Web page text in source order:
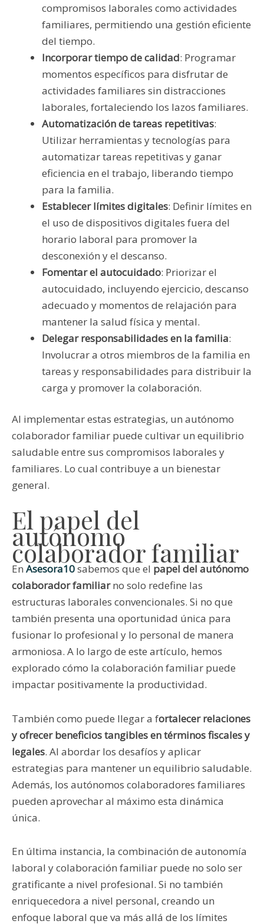
compromisos laborales como actividades
familiares, permitiendo una gestión eficiente
del tiempo.
Incorporar tiempo de calidad: Programar
momentos específicos para disfrutar de
actividades familiares sin distracciones
laborales, fortaleciendo los lazos familiares.
Automatización de tareas repetitivas:
Utilizar herramientas y tecnologías para
automatizar tareas repetitivas y ganar
eficiencia en el trabajo, liberando tiempo
para la familia.
Establecer límites digitales: Definir límites en
el uso de dispositivos digitales fuera del
horario laboral para promover la
desconexión y el descanso.
Fomentar el autocuidado: Priorizar el
autocuidado, incluyendo ejercicio, descanso
adecuado y momentos de relajación para
mantener la salud física y mental.
Delegar responsabilidades en la familia:
Involucrar a otros miembros de la familia en
tareas y responsabilidades para distribuir la
carga y promover la colaboración.
Al implementar estas estrategias, un autónomo
colaborador familiar puede cultivar un equilibrio
saludable entre sus compromisos laborales y
familiares. Lo cual contribuye a un bienestar
general.
El papel del
autónomo
colaborador familiar
En Asesora10sabemos que el papel del autónomo
colaborador familiarno solo redefine las
estructuras laborales convencionales. Si no que
también presenta una oportunidad única para
fusionar lo profesional y lo personal de manera
armoniosa. A lo largo de este artículo, hemos
explorado cómo la colaboración familiar puede
impactar positivamente la productividad.
También como puede llegar a fortalecer relaciones
y ofrecer beneficios tangibles en términos fiscales y
legales. Al abordar los desafíos y aplicar
estrategias para mantener un equilibrio saludable.
Además, los autónomos colaboradores familiares
pueden aprovechar al máximo esta dinámica
única.
En última instancia, la combinación de autonomía
laboral y colaboración familiar puede no solo ser
gratificante a nivel profesional. Si no también
enriquecedora a nivel personal, creando un
enfoque laboral que va más allá de los límites